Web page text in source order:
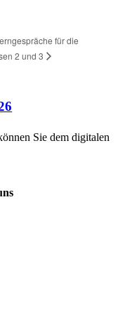
für die
2 und 3
Sie dem digitalen